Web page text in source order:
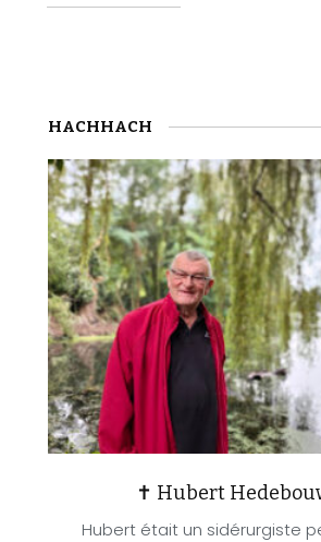
HACHHACH
✝ Hubert
Hubert était un sidérurgiste